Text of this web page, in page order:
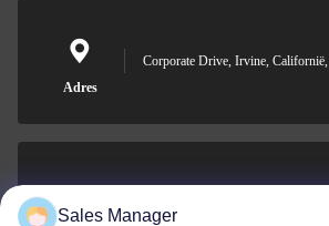
Adres
Corporate Drive, Irvine,
Sales Manager